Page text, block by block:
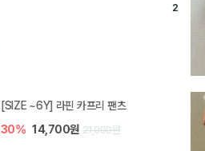
[SIZE ~6Y] 라핀 카프리 팬츠
30% 14,700원 21,000원